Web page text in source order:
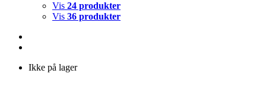
Vis 24 produkter
Vis 36 produkter
Ikke på lager